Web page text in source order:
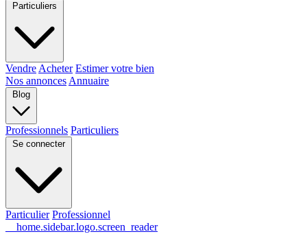
Particuliers
Vendre Acheter Estimer votre bien
Nos annonces Annuaire
Blog
Professionnels Particuliers
Se connecter
Particulier Professionnel
__home.sidebar.logo.screen_reader